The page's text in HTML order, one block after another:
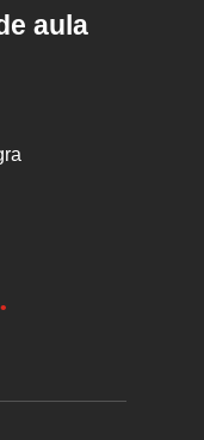
aula
•